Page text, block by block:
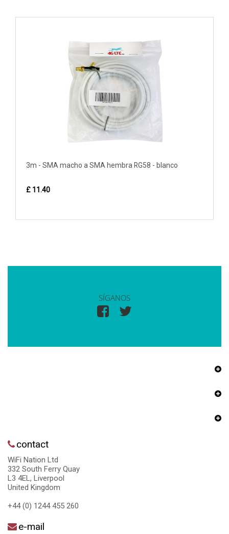
3m - SMA macho a SMA hembra RG58 - blanco
£ 11.40
SÍGANOS
contact
WiFi Nation Ltd
332 South Ferry Quay
L3 4EL, Liverpool
United Kingdom
+44 (0) 1244 455 260
e-mail